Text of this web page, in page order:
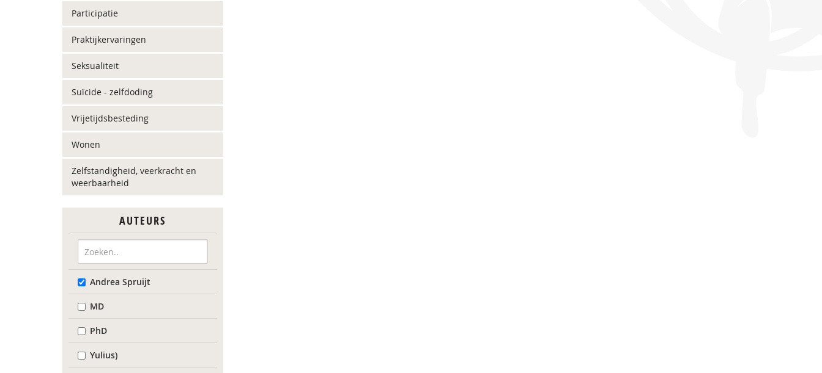
Participatie
Praktijkervaringen
Seksualiteit
Suïcide - zelfdoding
Vrijetijdsbesteding
Wonen
Zelfstandigheid, veerkracht en
weerbaarheid
AUTEURS
Andrea Spruijt
MD
PhD
Yulius)